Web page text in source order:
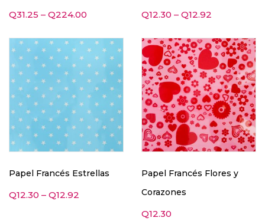
Q31.25 – Q224.00 Q12.30 – Q12.92
Papel Francés Estrellas
Q12.30 – Q12.92
Papel Francés Flores y
Corazones
Q12.30